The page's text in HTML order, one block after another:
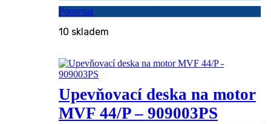
9090003
a
44/P
909004
množství
Porovnat
10 skladem
Upevňovací deska na motor
MVF 44/P – 909003PS